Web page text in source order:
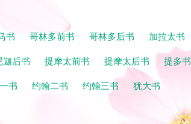
书 哥林多前书 哥林多后书
加拉太书
迦后书 提摩太前书 提摩太后书
提多书
书 约翰二书 约翰三书
犹大书